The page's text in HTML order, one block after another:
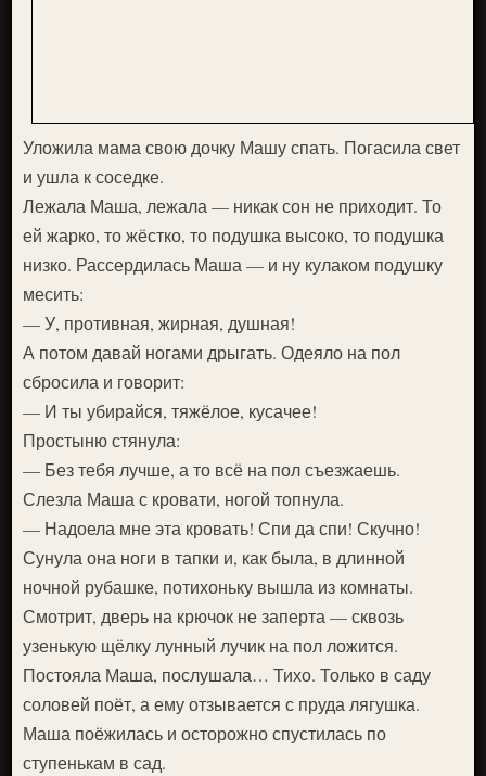
Уложила мама свою дочку Машу спать. Погасила свет
и ушла к соседке.
Лежала Маша, лежала — никак сон не приходит. То
ей жарко, то жёстко, то подушка высоко, то подушка
низко. Рассердилась Маша — и ну кулаком подушку
месить:
— У, противная, жирная, душная!
А потом давай ногами дрыгать. Одеяло на пол
сбросила и говорит:
— И ты убирайся, тяжёлое, кусачее!
Простыню стянула:
— Без тебя лучше, а то всё на пол съезжаешь.
Слезла Маша с кровати, ногой топнула.
— Надоела мне эта кровать! Спи да спи! Скучно!
Сунула она ноги в тапки и, как была, в длинной
ночной рубашке, потихоньку вышла из комнаты.
Смотрит, дверь на крючок не заперта — сквозь
узенькую щёлку лунный лучик на пол ложится.
Постояла Маша, послушала… Тихо. Только в саду
соловей поёт, а ему отзывается с пруда лягушка.
Маша поёжилась и осторожно спустилась по
ступенькам в сад.